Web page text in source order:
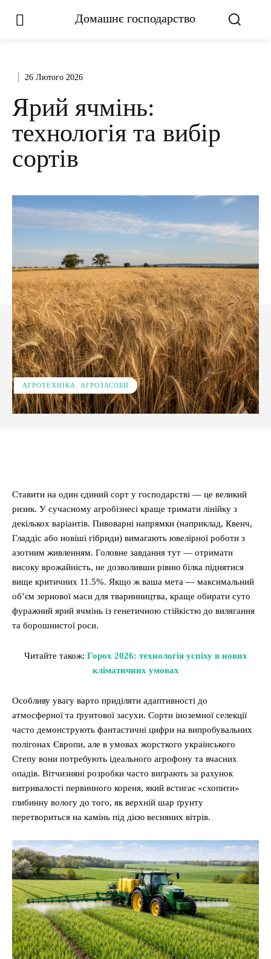
Домашнє господарство
26 Лютого 2026
Ярий ячмінь:
технологія та вибір
сортів
АГРОТЕХНІКА. АГРОЗАСОБИ
Ставити на один єдиний сорт у господарстві — це великий
ризик. У сучасному агробізнесі краще тримати лінійку з
декількох варіантів. Пивоварні напрямки (наприклад, Квенч,
Гладдіс або новіші гібриди) вимагають ювелірної роботи з
азотним живленням. Головне завдання тут — отримати
високу врожайність, не дозволивши рівню білка піднятися
вище критичних 11.5%. Якщо ж ваша мета — максимальний
об’єм зернової маси для тваринництва, краще обирати суто
фуражний ярий ячмінь із генетичною стійкістю до вилягання
та борошнистої роси.
Читайте також: Горох 2026: технологія успіху в нових
кліматичних умовах
Особливу увагу варто приділяти адаптивності до
атмосферної та ґрунтової засухи. Сорти іноземної селекції
часто демонструють фантастичні цифри на випробувальних
полігонах Європи, але в умовах жорсткого українського
Степу вони потребують ідеального агрофону та вчасних
опадів. Вітчизняні розробки часто виграють за рахунок
витривалості первинного кореня, який встигає «схопити»
глибинну вологу до того, як верхній шар ґрунту
перетвориться на камінь під дією весняних вітрів.